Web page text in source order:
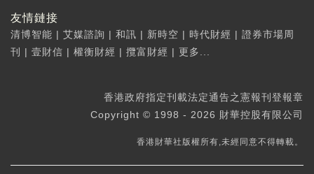
友情鏈接
清博智能 | 艾媒諮詢 | 和訊 | 新時空 | 時代財經 | 證券市場周
刊
| 壹財信 | 權衡財經 | 攬富財經 | 更多...
香港政府指定刊載法定通告之憲報刊登報章
Copyright © 1998 - 2026 財華控股有限公司
香港財華社版權所有,未經同意不得轉載。